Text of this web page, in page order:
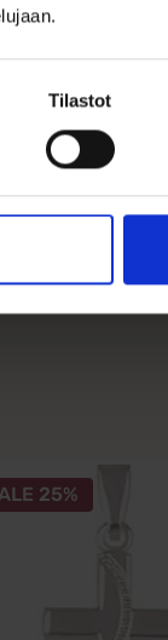
Tilastot
korun
25%